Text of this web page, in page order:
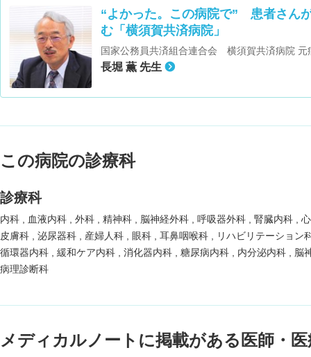
“よかった。この病院で” 患者さん
む「横須賀共済病院」
国家公務員共済組合連合会 横須賀共済病院 元
長堀 薫 先生
この病院の診療科
診療科
内科 血液内科 外科 精神科 脳神経外科 呼吸器外科 腎臓内科
皮膚科
泌尿器科 産婦人科 眼科 耳鼻咽喉科
リハビリテーション
循環器内科
緩和ケア内科 消化器内科 糖尿病内科 内分泌内科
脳
病理診断科
メディカルノートに掲載がある医師・